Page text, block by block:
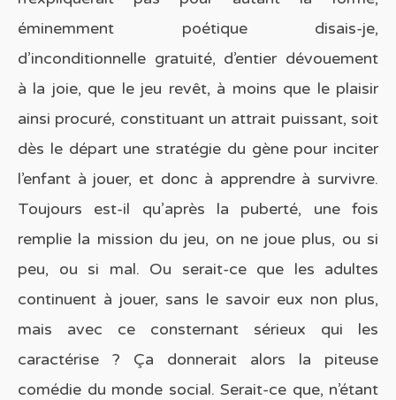
éminemment poétique disais-je,
d’inconditionnelle gratuité, d’entier dévouement
à la joie, que le jeu revêt, à moins que le plaisir
ainsi procuré, constituant un attrait puissant, soit
dès le départ une stratégie du gène pour inciter
l’enfant à jouer, et donc à apprendre à survivre.
Toujours est-il qu’après la puberté, une fois
remplie la mission du jeu, on ne joue plus, ou si
peu, ou si mal. Ou serait-ce que les adultes
continuent à jouer, sans le savoir eux non plus,
mais avec ce consternant sérieux qui les
caractérise ? Ça donnerait alors la piteuse
comédie du monde social. Serait-ce que, n’étant